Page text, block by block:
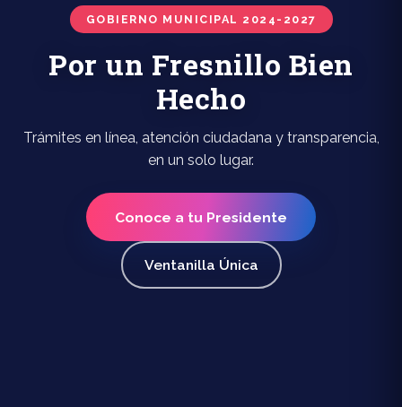
GOBIERNO MUNICIPAL 2024-2027
Por un Fresnillo Bien
Hecho
Trámites en línea, atención ciudadana y transparencia,
en un solo lugar.
Conoce a tu Presidente
Ventanilla Única